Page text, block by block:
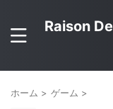
Raison
ホーム > ゲーム >